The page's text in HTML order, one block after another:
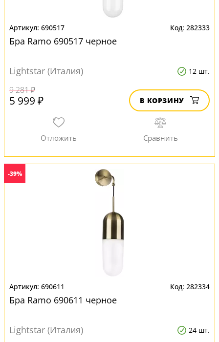
690517 282333
Бра Ramo 690517 черное
Lightstar (Италия) 12 шт.
9 281 ₽
5 999 ₽ В КОРЗИНУ
-39%
690611 282334
Бра Ramo 690611 черное
Lightstar (Италия) 24 шт.